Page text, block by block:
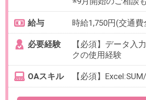
けます。
勤務期間 2026/10/01～長期
※開始日は柔軟にご相談可能です。
必要経験 【必須】PCを使った事務経験をお